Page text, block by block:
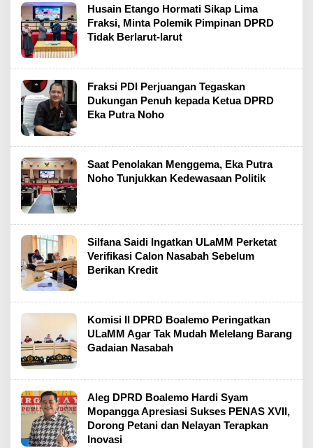
Husain Etango Hormati Sikap Lima
Fraksi, Minta Polemik Pimpinan DPRD
Tidak Berlarut-larut
Fraksi PDI Perjuangan Tegaskan
Dukungan Penuh kepada Ketua DPRD
Eka Putra Noho
Saat Penolakan Menggema, Eka Putra
Noho Tunjukkan Kedewasaan Politik
Silfana Saidi Ingatkan ULaMM Perketat
Verifikasi Calon Nasabah Sebelum
Berikan Kredit
Komisi II DPRD Boalemo Peringatkan
ULaMM Agar Tak Mudah Melelang Barang
Gadaian Nasabah
Aleg DPRD Boalemo Hardi Syam
Mopangga Apresiasi Sukses PENAS XVII,
Dorong Petani dan Nelayan Terapkan
Inovasi